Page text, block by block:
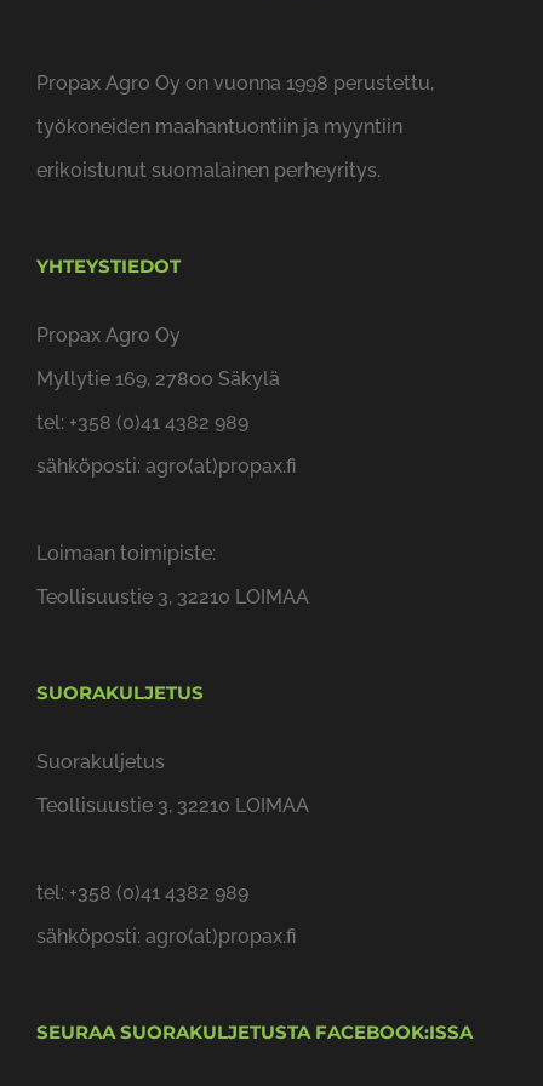
Propax Agro Oy on vuonna 1998 perustettu,
työkoneiden maahantuontiin ja myyntiin
erikoistunut suomalainen perheyritys.
YHTEYSTIEDOT
Propax Agro Oy
Myllytie 169, 27800 Säkylä
tel: +358 (0)41 4382 989
sähköposti: agro(at)propax.fi
Loimaan toimipiste:
Teollisuustie 3, 32210 LOIMAA
SUORAKULJETUS
Suorakuljetus
Teollisuustie 3, 32210 LOIMAA
tel: +358 (0)41 4382 989
sähköposti: agro(at)propax.fi
SEURAA SUORAKULJETUSTA FACEBOOK:ISSA